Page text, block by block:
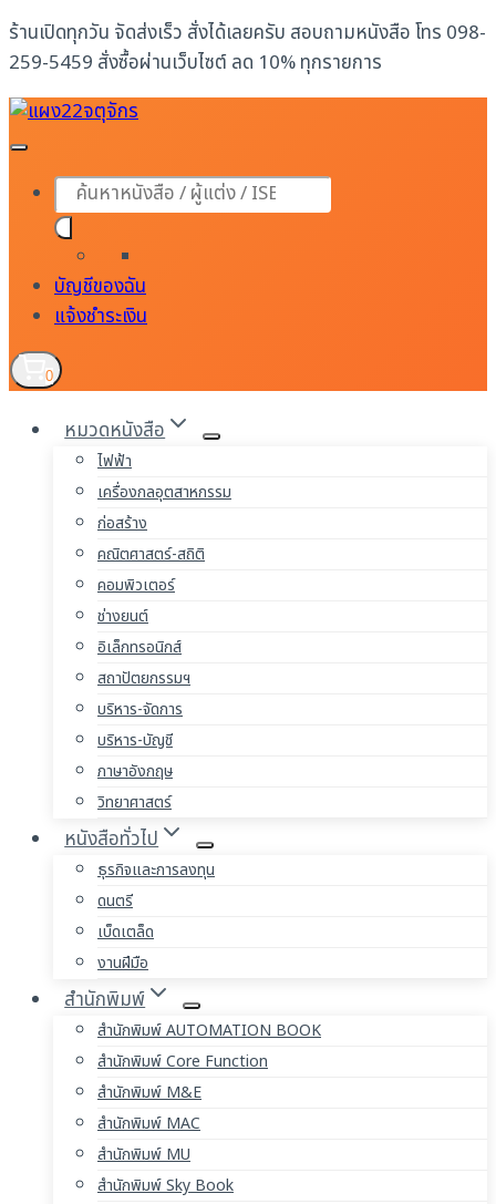
Skip
to
content
ร้านเปิดทุกวัน จัดส่งเร็ว สั่งได้เลยครับ สอบถามหนังสือ โทร 098-
259-5459 สั่งซื้อผ่านเว็บไซต์ ลด 10% ทุกรายการ
Products
search
บัญชีของฉัน
แจ้งชำระเงิน
0
หมวดหนังสือ
ไฟฟ้า
เครื่องกลอุตสาหกรรม
ก่อสร้าง
คณิตศาสตร์-สถิติ
คอมพิวเตอร์
ช่างยนต์
อิเล็กทรอนิกส์
สถาปัตยกรรมฯ
บริหาร-จัดการ
บริหาร-บัญชี
ภาษาอังกฤษ
วิทยาศาสตร์
หนังสือทั่วไป
ธุรกิจและการลงทุน
ดนตรี
เบ็ดเตล็ด
งานฝีมือ
สำนักพิมพ์
สำนักพิมพ์ AUTOMATION BOOK
สำนักพิมพ์ Core Function
สำนักพิมพ์ M&E
สำนักพิมพ์ MAC
สำนักพิมพ์ MU
สำนักพิมพ์ Sky Book